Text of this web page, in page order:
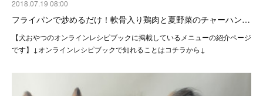
2018.07.19 08:00
フライパンで炒めるだけ！軟骨入り鶏肉と夏野菜のチャーハン…
【犬おやつのオンラインレシピブックに掲載しているメニューの紹介ページ
です】↓オンラインレシピブックで知れることはコチラから↓